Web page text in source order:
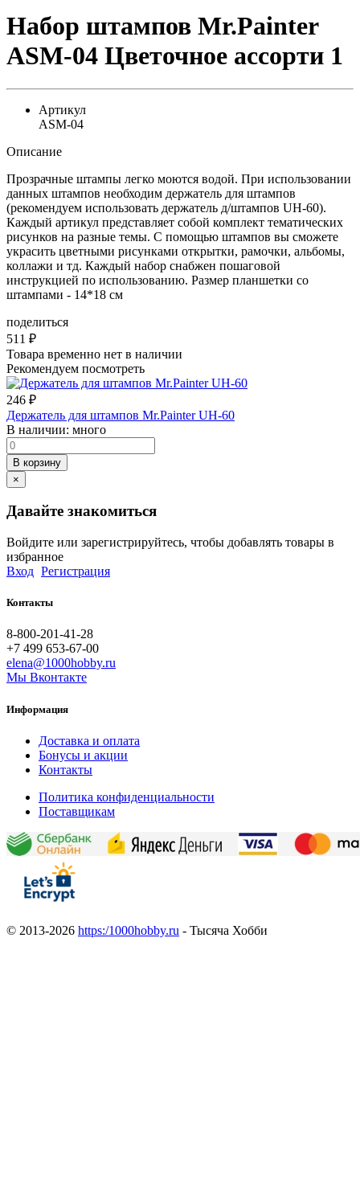
Набор штампов Mr.Painter
ASM-04 Цветочное ассорти 1
Артикул
ASM-04
Описание
Прозрачные штампы легко моются водой. При использовании
данных штампов необходим держатель для штампов
(рекомендуем использовать держатель д/штампов UH-60).
Каждый артикул представляет собой комплект тематических
рисунков на разные темы. С помощью штампов вы сможете
украсить цветными рисунками открытки, рамочки, альбомы,
коллажи и тд. Каждый набор снабжен пошаговой
инструкцией по использованию. Размер планшетки со
штампами - 14*18 см
поделиться
511 ₽
Товара временно нет в наличии
Рекомендуем посмотреть
246 ₽
Держатель для штампов Mr.Painter UH-60
В наличии: много
В корзину
×
Давайте знакомиться
Войдите или зарегистрируйтесь, чтобы добавлять товары в
избранное
Вход Регистрация
Контакты
8-800-201-41-28
+7 499 653-67-00
elena@1000hobby.ru
Мы Вконтакте
Информация
Доставка и оплата
Бонусы и акции
Контакты
Политика конфиденциальности
Поставщикам
© 2013-2026 https:/1000hobby.ru - Тысяча Хобби